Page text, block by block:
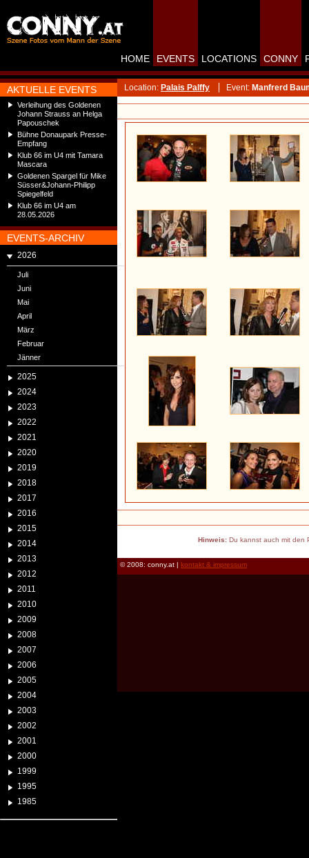
AKTUELLE EVENTS
Verleihung des Goldenen
Johann Strauss an Helga
Papouschek
Bühne Donaupark Presse-
Empfang
Klub 66 im U4 mit Tamara
Mascara
Goldenen Spargel für Mike
Süsser&Johann-Philipp
Spiegelfeld
Klub 66 im U4 am
28.05.2026
EVENTS-ARCHIV
2026
Juli
Juni
Mai
April
März
Februar
Jänner
2025
2024
2023
2022
2021
2020
2019
2018
2017
2016
2015
2014
2013
2012
2011
2010
2009
2008
2007
2006
2005
2004
2003
2002
2001
2000
1999
1995
1985
HOME EVENTS LOCATIONS CONNY
Location: Palais Palffy Event: Manfrerd
Hinweis:Du kannst auch mit den
© 2008: conny.at | kontakt & impressum